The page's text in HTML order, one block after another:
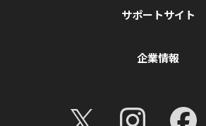
サポートサイト
企業情報